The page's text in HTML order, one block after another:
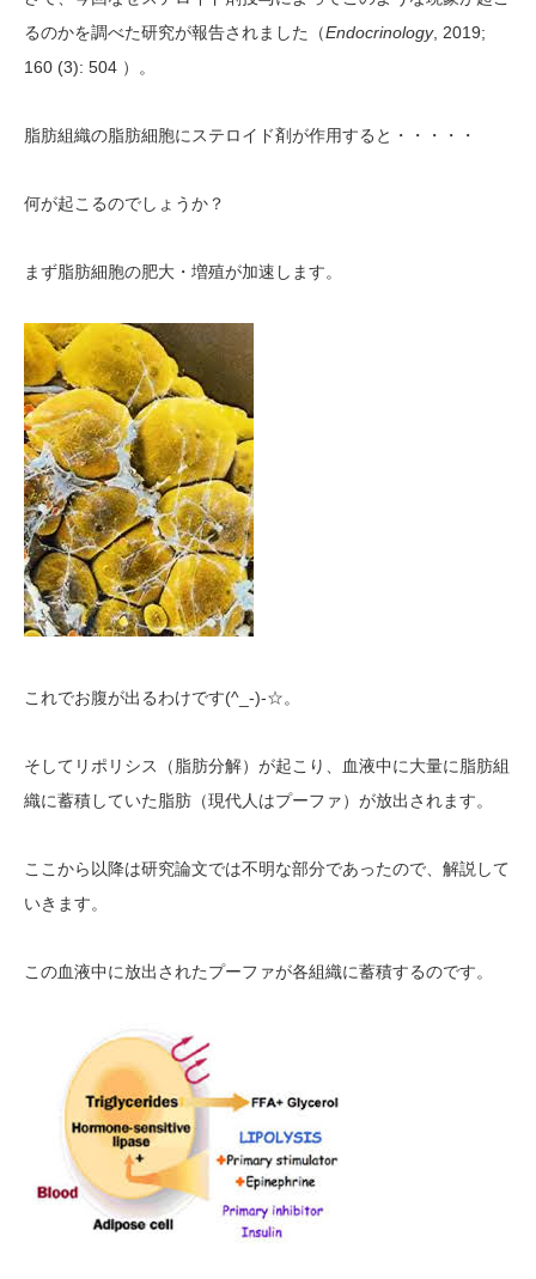
るのかを調べた研究が報告されました（Endocrinology, 2019;
160 (3): 504 ）。
脂肪組織の脂肪細胞にステロイド剤が作用すると・・・・・
何が起こるのでしょうか？
まず脂肪細胞の肥大・増殖が加速します。
これでお腹が出るわけです(^_-)-☆。
そしてリポリシス（脂肪分解）が起こり、血液中に大量に脂肪組
織に蓄積していた脂肪（現代人はプーファ）が放出されます。
ここから以降は研究論文では不明な部分であったので、解説して
いきます。
この血液中に放出されたプーファが各組織に蓄積するのです。